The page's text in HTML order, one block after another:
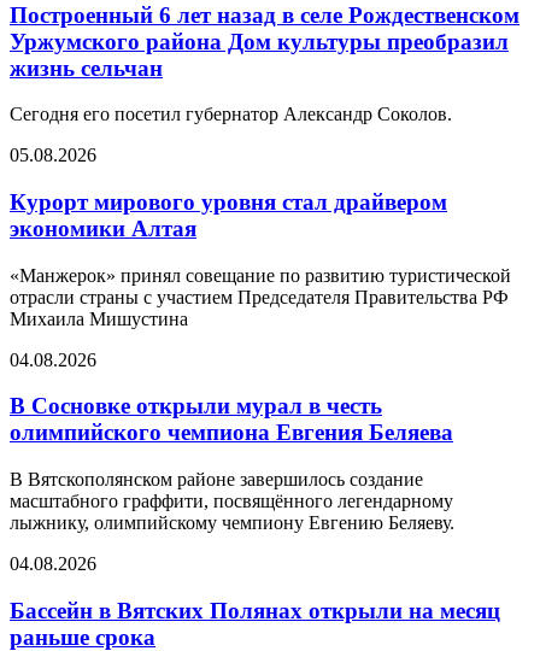
Построенный 6 лет назад в селе Рождественском
Уржумского района Дом культуры преобразил
жизнь сельчан
Сегодня его посетил губернатор Александр Соколов.
05.08.2026
Курорт мирового уровня стал драйвером
экономики Алтая
«Манжерок» принял совещание по развитию туристической
отрасли страны с участием Председателя Правительства РФ
Михаила Мишустина
04.08.2026
В Сосновке открыли мурал в честь
олимпийского чемпиона Евгения Беляева
В Вятскополянском районе завершилось создание
масштабного граффити, посвящённого легендарному
лыжнику, олимпийскому чемпиону Евгению Беляеву.
04.08.2026
Бассейн в Вятских Полянах открыли на месяц
раньше срока